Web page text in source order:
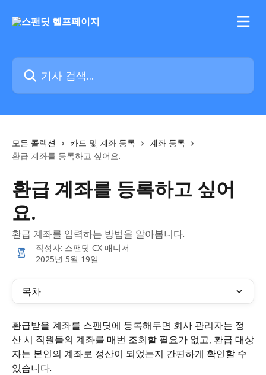
기사 검색...
모든 콜렉션 카드 및 계좌 등록
계좌 등록
환급 계좌를 등록하고 싶어요.
환급 계좌를 등록하고 싶어
요.
환급 계좌를 입력하는 방법을 알아봅니다.
작성자: 스팬딧 CX 매니저
2025년 5월 19일
목차
환급받을 계좌를 스팬딧에 등록해두면 회사 관리자는 정
산 시 직원들의 계좌를 매번 조회할 필요가 없고, 환급 대상
자는 본인의 계좌로 정산이 되었는지 간편하게 확인할 수
있습니다.